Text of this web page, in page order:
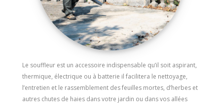
Le souffleur est un accessoire indispensable qu’il soit aspirant,
thermique, électrique ou à batterie il facilitera le nettoyage,
l’entretien et le rassemblement des feuilles mortes, d’herbes et
autres chutes de haies dans votre jardin ou dans vos allées